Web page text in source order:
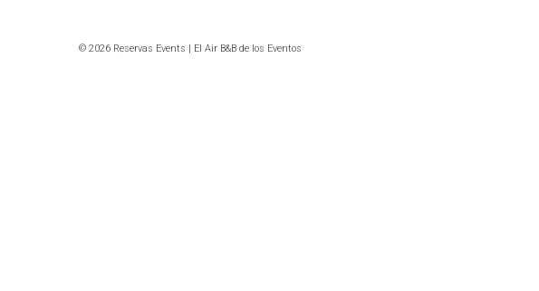
© 2026 Reservas Events | El Air B&B de los Eventos